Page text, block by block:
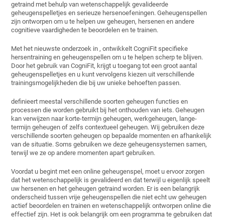
getraind met behulp van wetenschappelijk gevalideerde
geheugenspelletjes en serieuze hersenoefeningen. Geheugenspellen
zijn ontworpen om u te helpen uw geheugen, hersenen en andere
cognitieve vaardigheden te beoordelen en te trainen.
Met het nieuwste onderzoek in, ontwikkelt CogniFit specifieke
hersentraining en geheugenspellen om u te helpen scherp te blijven.
Door het gebruik van CogniFit, krijgt u toegang tot een groot aantal
geheugenspelletjes en u kunt vervolgens kiezen uit verschillende
trainingsmogelijkheden die bij uw unieke behoeften passen.
definieert meestal verschillende soorten geheugen functies en
processen die worden gebruikt bij het onthouden van iets. Geheugen
kan verwijzen naar korte-termijn geheugen, werkgeheugen, lange-
termijn geheugen of zelfs contextueel geheugen. Wij gebruiken deze
verschillende soorten geheugen op bepaalde momenten en afhankelijk
van de situatie. Soms gebruiken we deze geheugensystemen samen,
terwijl we ze op andere momenten apart gebruiken.
Voordat u begint met een online geheugenspel, moet u ervoor zorgen
dat het wetenschappelijk is gevalideerd en dat terwijl u eigenlijk speelt
uw hersenen en het geheugen getraind worden. Er is een belangrijk
onderscheid tussen vrije geheugenspellen die niet echt uw geheugen
actief beoordelen en trainen en wetenschappelijk ontworpen onlinedie
effectief zijn. Het is ook belangrijk om een ​​programma te gebruiken dat